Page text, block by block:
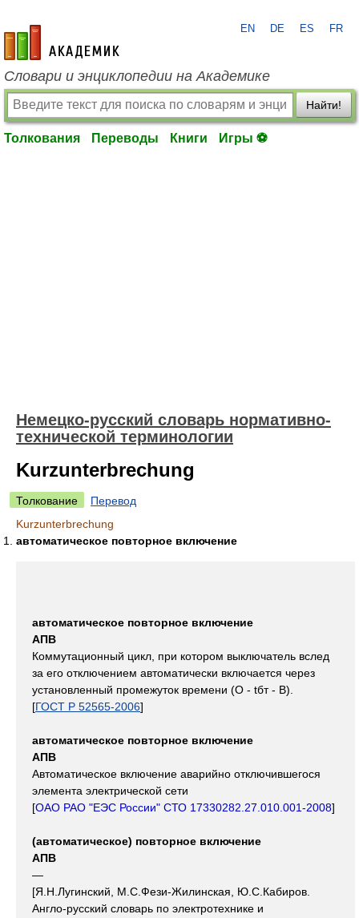
academic.ru
EN DE ES FR
Словари и энциклопедии на Академике
Найти!
Толкования Переводы Книги Игры ⚽
Немецко-русский словарь нормативно-
технической терминологии
Kurzunterbrechung
Толкование
Перевод
Kurzunterbrechung
автоматическое повторное включение
автоматическое повторное включение
АПВ
Коммутационный цикл, при котором выключатель вслед
за его отключением автоматически включается через
установленный промежуток времени (О - tбт - В).
[ГОСТ Р 52565-2006]
автоматическое повторное включение
АПВ
Автоматическое включение аварийно отключившегося
элемента электрической сети
[ОАО РАО "ЕЭС России" СТО 17330282.27.010.001-2008]
(автоматическое) повторное включение
АПВ
—
[Я.Н.Лугинский, М.С.Фези-Жилинская, Ю.С.Кабиров.
Англо-русский словарь по электротехнике и